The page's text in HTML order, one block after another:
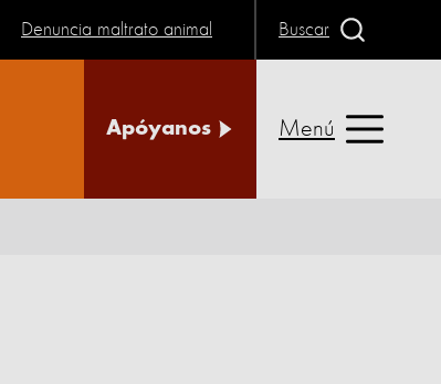
Denuncia maltrato animal Buscar
Apóyanos Menú